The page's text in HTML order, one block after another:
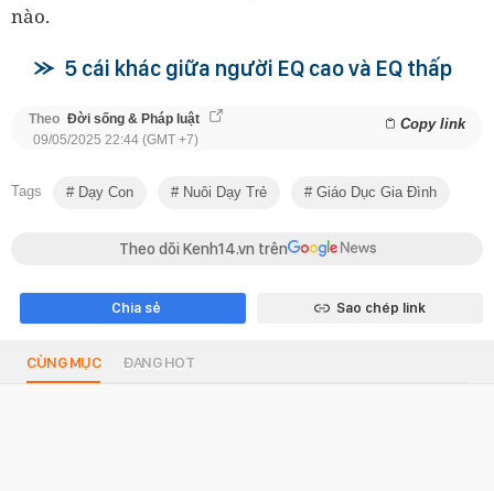
nào.
5 cái khác giữa người EQ cao và EQ thấp
Theo Đời sống & Pháp luật Copy link
09/05/2025 22:44 (GMT +7)
Tags Dạy Con Nuôi Dạy Trẻ Giáo Dục Gia Đình
Theo dõi Kenh14.vn trên
Chia sẻ Sao chép link
CÙNG MỤC ĐANG HOT